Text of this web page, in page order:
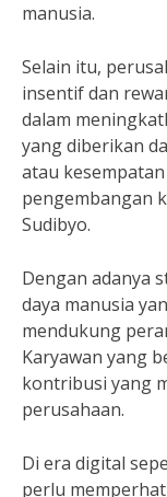
manusia.
Selain itu,
insentif dan
dalam
yang diberikan
atau
pengembangan
Sudibyo.
Dengan adanya
daya manusia
mendukung
Karyawan yang
kontribusi yang
perusahaan.
Di era digital
perlu